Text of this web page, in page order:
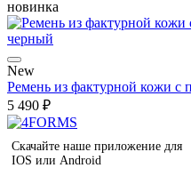
новинка
New
Ремень из фактурной кожи с
5 490 ₽
Скачайте наше приложение для
IOS или Android